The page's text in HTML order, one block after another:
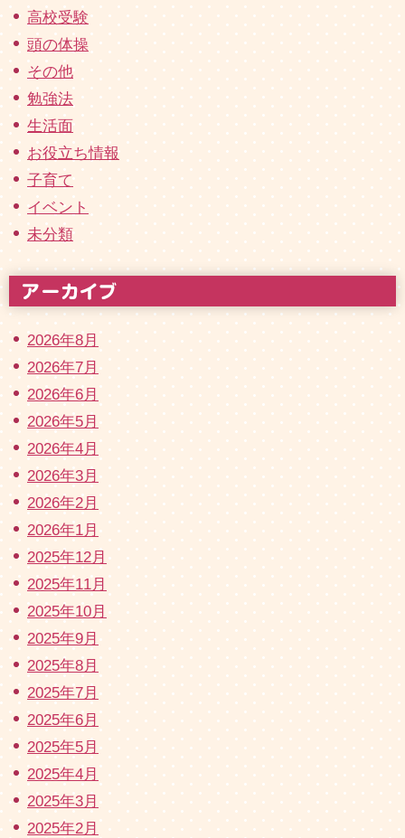
高校受験
頭の体操
その他
勉強法
生活面
お役立ち情報
子育て
イベント
未分類
2026年8月
2026年7月
2026年6月
2026年5月
2026年4月
2026年3月
2026年2月
2026年1月
2025年12月
2025年11月
2025年10月
2025年9月
2025年8月
2025年7月
2025年6月
2025年5月
2025年4月
2025年3月
2025年2月